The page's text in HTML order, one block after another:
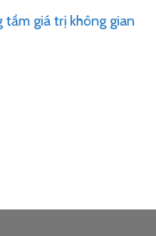
tầm giá trị không gian